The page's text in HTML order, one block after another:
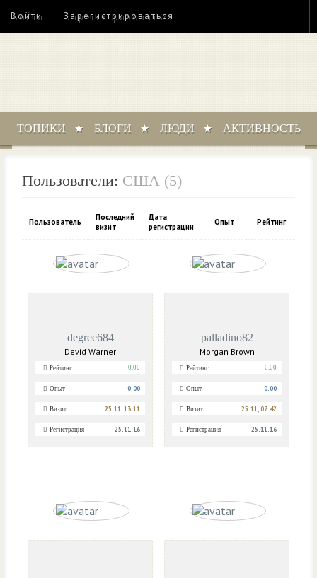
Войти Зарегистрироваться
ТОПИКИ БЛОГИ ЛЮДИ АКТИВНОСТЬ
Пользователи: США (5)
Пользователь
Последний
визит
Дата
регистрации
Опыт Рейтинг
degree684
Devid Warner
Рейтинг 0.00
Опыт 0.00
Визит 25.11, 13:11
Регистрация 25.11.16
palladino82
Morgan Brown
Рейтинг 0.00
Опыт 0.00
Визит 25.11, 07:42
Регистрация 25.11.16